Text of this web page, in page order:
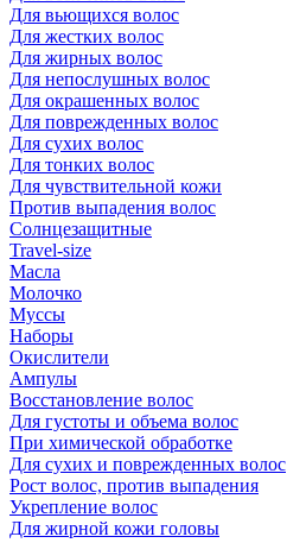
Для вьющихся волос
Для жестких волос
Для жирных волос
Для непослушных волос
Для окрашенных волос
Для поврежденных волос
Для сухих волос
Для тонких волос
Для чувствительной кожи
Против выпадения волос
Солнцезащитные
Travel-size
Масла
Молочко
Муссы
Наборы
Окислители
Ампулы
Восстановление волос
Для густоты и объема волос
При химической обработке
Для сухих и поврежденных волос
Рост волос, против выпадения
Укрепление волос
Для жирной кожи головы